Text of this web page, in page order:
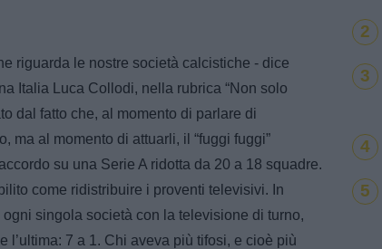
riguarda le nostre società calcistiche - dice
Italia Luca Collodi, nella rubrica “Non solo
dal fatto che, al momento di parlare di
ma al momento di attuarli, il “fuggi fuggi”
su una Serie A ridotta da 20 a 18 squadre.
come ridistribuire i proventi televisivi. In
singola società con la televisione di turno,
l’ultima: 7 a 1. Chi aveva più tifosi, e cioè più
2
3
4
5